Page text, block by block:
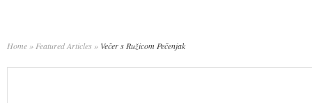
Home » Featured Articles » Večer s Ružicom Pečenjak